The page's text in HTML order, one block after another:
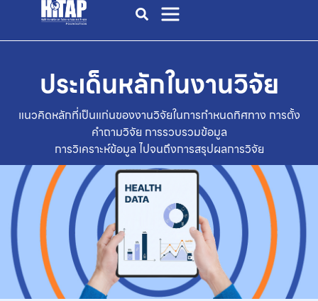
ประเด็นหลักในงานวิจัย
แนวคิดหลักที่เป็นแก่นของงานวิจัยในการกำหนดทิศทาง การตั้ง
คำถามวิจัย การรวบรวมข้อมูล
การวิเคราะห์ข้อมูล ไปจนถึงการสรุปผลการวิจัย